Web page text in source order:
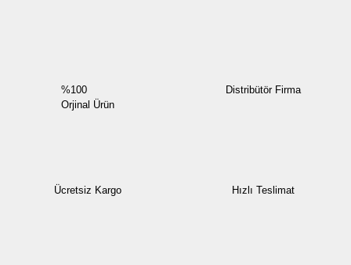
%100
Orjinal Ürün
Distribütör Firma
Ücretsiz Kargo Hızlı Teslimat